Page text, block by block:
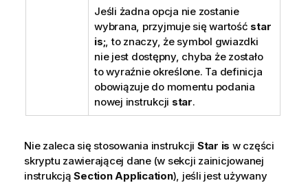
Jeśli żadna opcja nie zostanie
wybrana, przyjmuje się wartość star
is;, to znaczy, że symbol gwiazdki
nie jest dostępny, chyba że zostało
to wyraźnie określone. Ta definicja
obowiązuje do momentu podania
nowej instrukcji star.
Nie zaleca się stosowania instrukcji Star is w części
skryptu zawierającej dane (w sekcji zainicjowanej
instrukcjąSection Application), jeśli jest używany